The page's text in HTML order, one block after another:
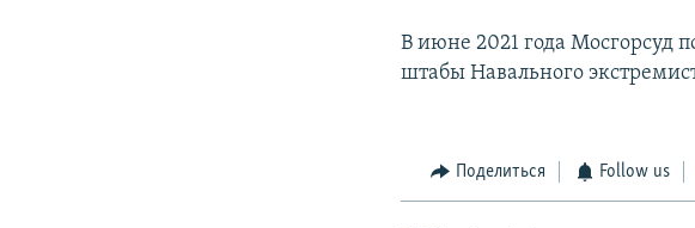
В июне 2021 года Мосгорсуд
штабы Навального
Поделиться Follow us